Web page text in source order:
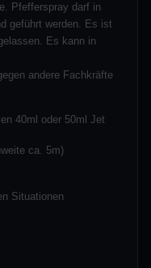
Pfefferspray darf in
geführt werden. Es ist
Es kann in
andere Fachkräfte
40ml oder 50ml Jet
ca. 5m)
Situationen